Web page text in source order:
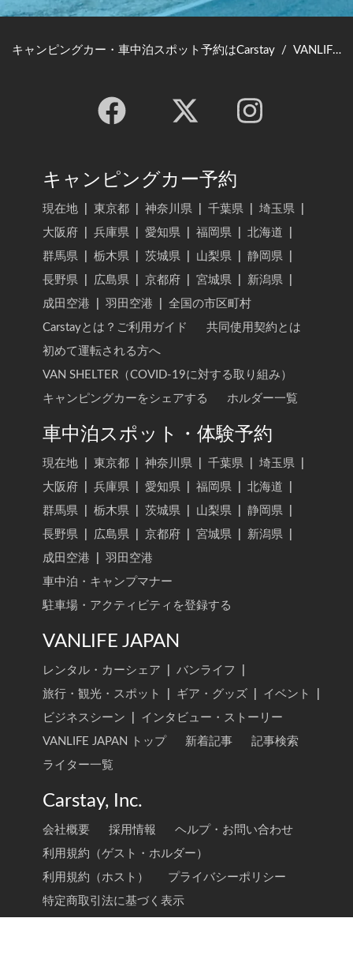
キャンピングカー・車中泊スポット予約はCarstay / VANLIFE JAPAN TOP
キャンピングカー予約
現在地 東京都 神奈川県 千葉県 埼玉県
大阪府
兵庫県 愛知県 福岡県 北海道
群馬県
栃木県 茨城県 山梨県 静岡県
長野県
広島県 京都府 宮城県 新潟県
成田空港
羽田空港
全国の市区町村
Carstayとは？ご利用ガイド
共同使用契約とは
初めて運転される方へ
VAN SHELTER（COVID-19に対する取り組み）
キャンピングカーをシェアする
ホルダー一覧
車中泊スポット・体験予約
現在地 東京都 神奈川県 千葉県 埼玉県
大阪府
兵庫県 愛知県 福岡県 北海道
群馬県
栃木県 茨城県 山梨県 静岡県
長野県
広島県 京都府 宮城県 新潟県
成田空港
羽田空港
車中泊・キャンプマナー
駐車場・アクティビティを登録する
VANLIFE JAPAN
レンタル・カーシェア バンライフ
旅行・観光・スポット
ギア・グッズ イベント
ビジネスシーン
インタビュー・ストーリー
VANLIFE JAPAN トップ
新着記事
記事検索
ライター一覧
Carstay, Inc.
会社概要 採用情報
ヘルプ・お問い合わせ
利用規約（ゲスト・ホルダー）
利用規約（ホスト）
プライバシーポリシー
特定商取引法に基づく表示